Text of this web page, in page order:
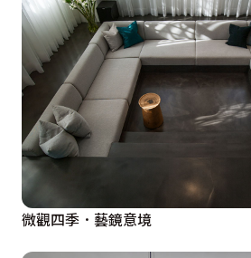
微觀四季．藝鏡意境